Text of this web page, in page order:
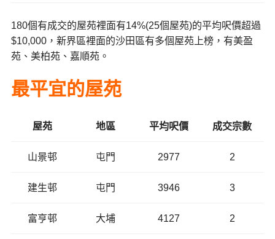
180個有成交的屋苑裡面有14%(25個屋苑)的平均呎價超過
$10,000，新界區裡面的沙田區有多個屋苑上榜，有美盈
苑、美柏苑、嘉順苑。
最平宜的屋苑
屋苑 地區 平均呎價 成交宗數
山景邨 屯門 2977 2
建生邨 屯門 3946 3
富亨邨 大埔 4127 2